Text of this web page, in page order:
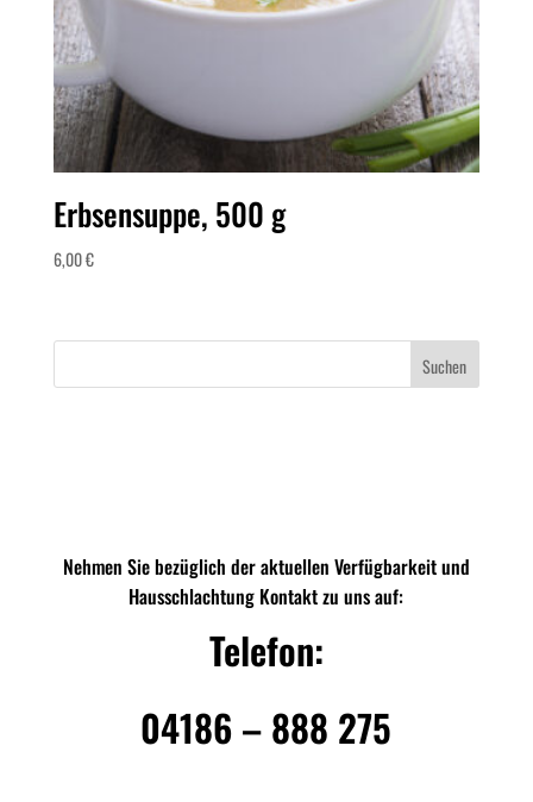
Erbsensuppe, 500 g
6,00€
Suchen
Nehmen Sie bezüglich der aktuellen Verfügbarkeit und
Hausschlachtung Kontakt zu uns auf:
Telefon:
04186 – 888 275